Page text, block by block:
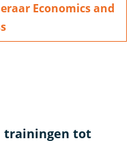
Economics and
trainingen tot